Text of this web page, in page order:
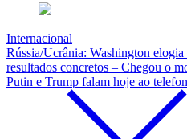
Internacional
Rússia/Ucrânia: Washington elogia
resultados concretos – Chegou o
Putin e Trump falam hoje ao